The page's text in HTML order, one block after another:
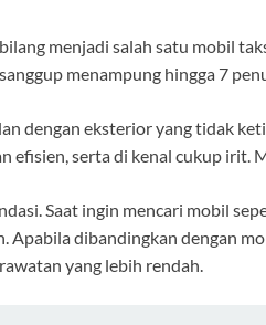
menjadi salah satu mobil
menampung hingga 7
dengan eksterior yang tidak
efisien, serta di kenal cukup
Saat ingin mencari mobil
Apabila dibandingkan dengan
yang lebih rendah.